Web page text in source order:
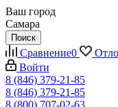
Ваш город
Самара
Поиск
Сравнение0
Войти
8 (846) 379-21-85
8 (846) 379-21-85
8 (800) 707-02-63